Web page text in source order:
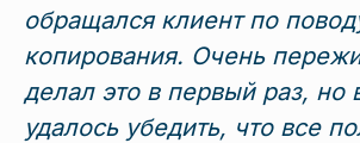
обращался клиент по
копирования. Очень
делал это в первый раз, но
удалось убедить, что все